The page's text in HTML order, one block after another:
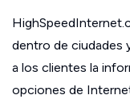
dentro de ciudades
a los clientes la
opciones de